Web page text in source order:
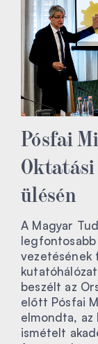
Pósfai
ülésén
A Magyar
vezetésének
beszélt az
előtt Pósfai
elmondta, az
ismételt